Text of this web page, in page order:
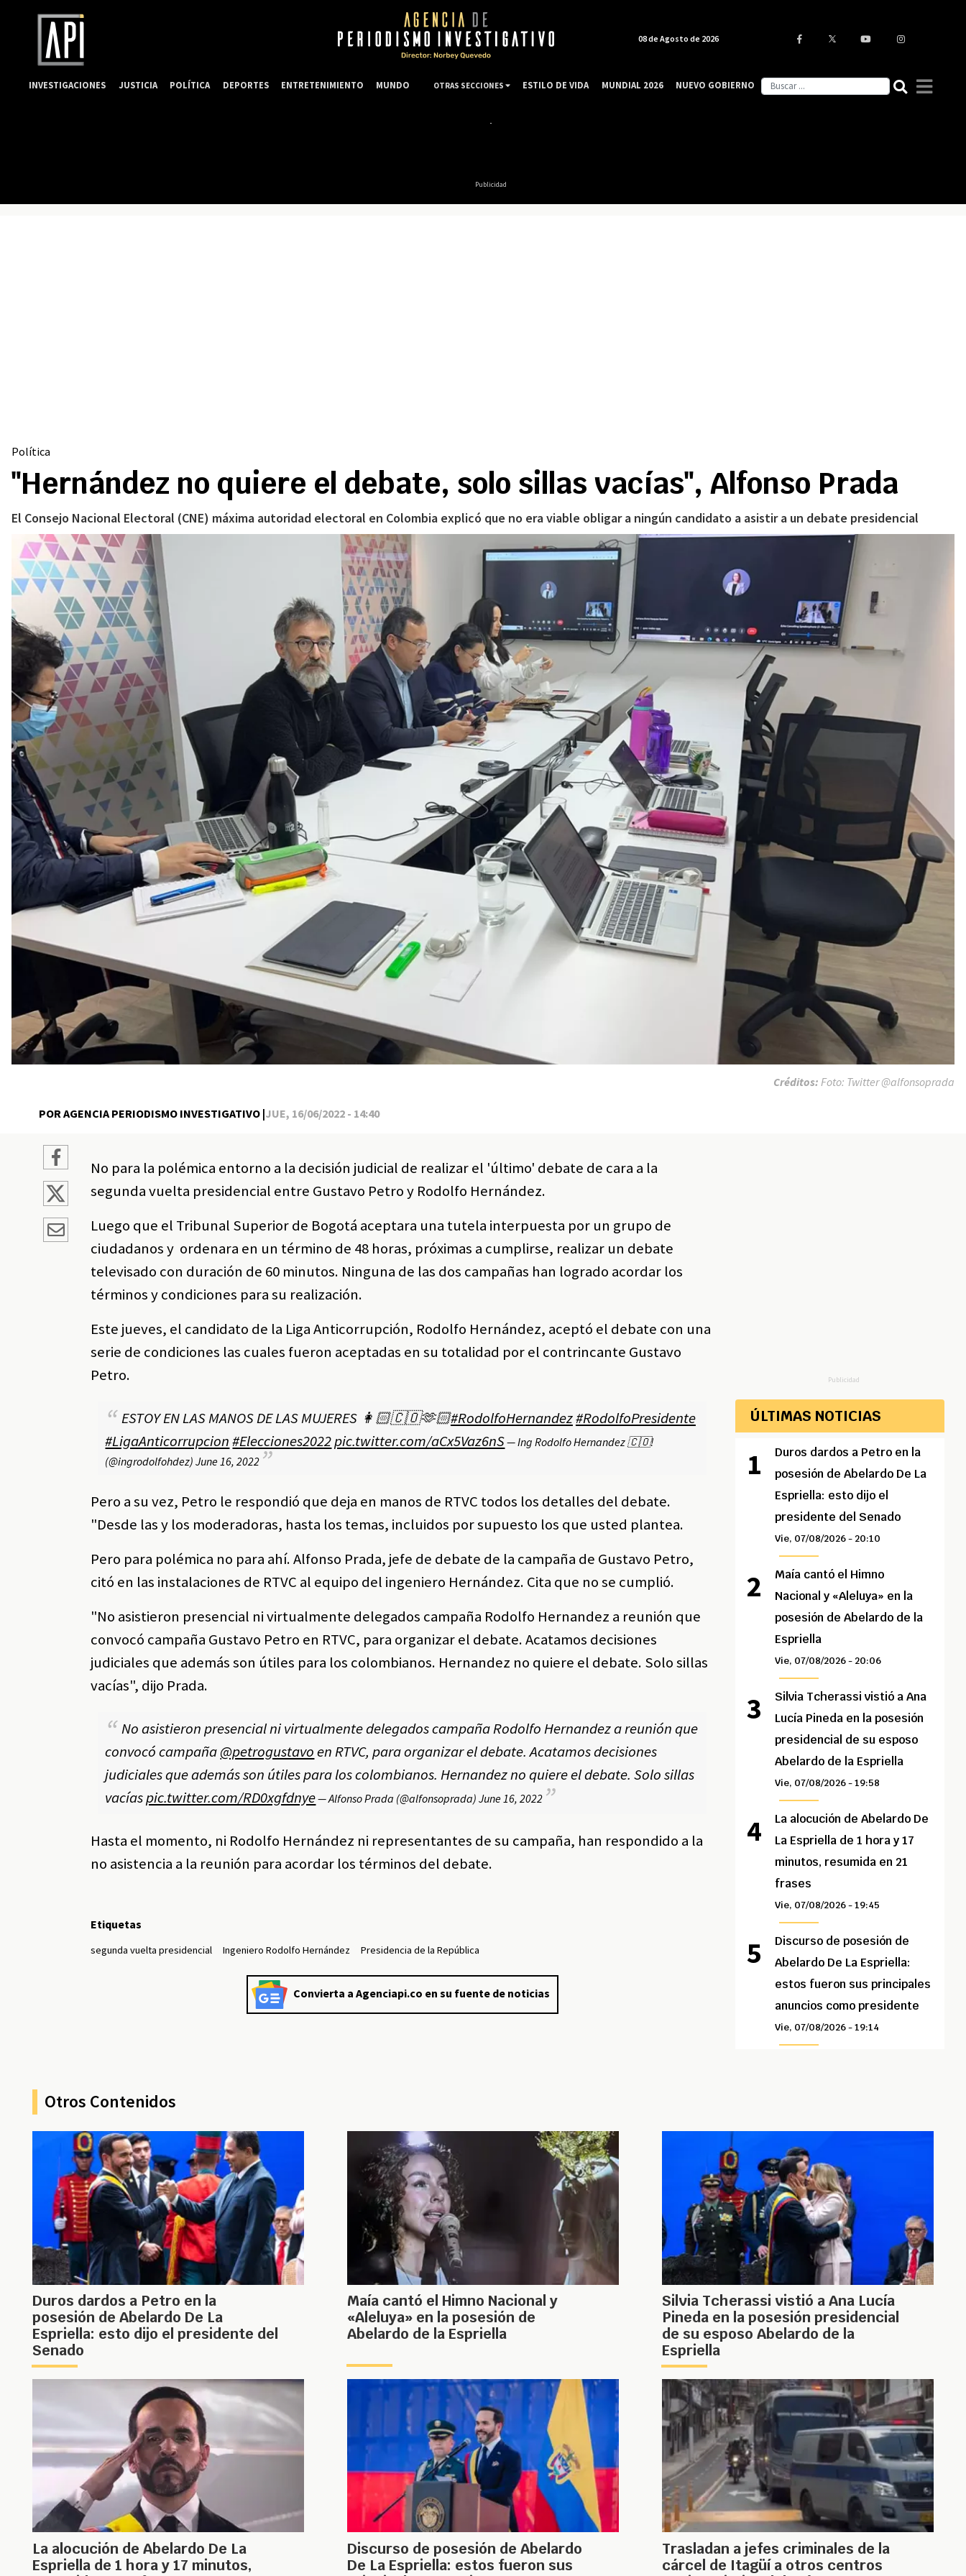
Publicidad
Política
"Hernández no quiere el debate, solo sillas vacías", Alfonso Prada
El Consejo Nacional Electoral (CNE) máxima autoridad electoral en Colombia explicó que no era viable obligar a ningún candidato a asistir a un debate presidencial
POR AGENCIA PERIODISMO INVESTIGATIVO |JUE, 16/06/2022 - 14:40
Créditos: Foto: Twitter @alfonsoprada
No para la polémica entorno a la decisión judicial de realizar el 'último' debate de cara a la
segunda vuelta presidencial entre Gustavo Petro y Rodolfo Hernández.
Luego que el Tribunal Superior de Bogotá aceptara una tutela interpuesta por un grupo de
ciudadanos y ordenara en un término de 48 horas, próximas a cumplirse, realizar un debate
televisado con duración de 60 minutos. Ninguna de las dos campañas han logrado acordar los
términos y condiciones para su realización.
Este jueves, el candidato de la Liga Anticorrupción, Rodolfo Hernández, aceptó el debate con una
serie de condiciones las cuales fueron aceptadas en su totalidad por el contrincante Gustavo
Petro.
ESTOY EN LAS MANOS DE LAS MUJERES 👩🏻🇨🇴🫶🏻#RodolfoHernandez#RodolfoPresidente
#LigaAnticorrupcion #Elecciones2022pic.twitter.com/aCx5Vaz6nS— Ing Rodolfo Hernandez 🇨🇴!
(@ingrodolfohdez)June 16, 2022
Pero a su vez, Petro le respondió que deja en manos de RTVC todos los detalles del debate.
"Desde las y los moderadoras, hasta los temas, incluidos por supuesto los que usted plantea.
Pero para polémica no para ahí. Alfonso Prada, jefe de debate de la campaña de Gustavo Petro,
citó en las instalaciones de RTVC al equipo del ingeniero Hernández. Cita que no se cumplió.
"No asistieron presencial ni virtualmente delegados campaña Rodolfo Hernandez a reunión que
convocó campaña Gustavo Petro en RTVC, para organizar el debate. Acatamos decisiones
judiciales que además son útiles para los colombianos. Hernandez no quiere el debate. Solo sillas
vacías", dijo Prada.
No asistieron presencial ni virtualmente delegados campaña Rodolfo Hernandez a reunión que
convocó campaña@petrogustavoen RTVC, para organizar el debate. Acatamos decisiones
judiciales que además son útiles para los colombianos. Hernandez no quiere el debate. Solo sillas
vacíaspic.twitter.com/RD0xgfdnye— Alfonso Prada (@alfonsoprada)June 16, 2022
Hasta el momento, ni Rodolfo Hernández ni representantes de su campaña, han respondido a la
no asistencia a la reunión para acordar los términos del debate.
Etiquetas
segunda vuelta presidencial Ingeniero Rodolfo Hernández Presidencia de la República
Convierta a Agenciapi.co en su fuente de noticias
Publicidad
ÚLTIMAS NOTICIAS
Duros dardos a Petro en la
posesión de Abelardo De La
Espriella: esto dijo el
presidente del Senado
Vie, 07/08/2026 - 20:10
Maía cantó el Himno
Nacional y «Aleluya» en la
posesión de Abelardo de la
Espriella
Vie, 07/08/2026 - 20:06
Silvia Tcherassi vistió a Ana
Lucía Pineda en la posesión
presidencial de su esposo
Abelardo de la Espriella
Vie, 07/08/2026 - 19:58
La alocución de Abelardo De
La Espriella de 1 hora y 17
minutos, resumida en 21
frases
Vie, 07/08/2026 - 19:45
Discurso de posesión de
Abelardo De La Espriella:
estos fueron sus principales
anuncios como presidente
Vie, 07/08/2026 - 19:14
Otros Contenidos
Duros dardos a Petro en la
posesión de Abelardo De La
Espriella: esto dijo el presidente del
Senado
Maía cantó el Himno Nacional y
«Aleluya» en la posesión de
Abelardo de la Espriella
Silvia Tcherassi vistió a Ana Lucía
Pineda en la posesión presidencial
de su esposo Abelardo de la
Espriella
La alocución de Abelardo De La
Espriella de 1 hora y 17 minutos,
Discurso de posesión de Abelardo
De La Espriella: estos fueron sus
Trasladan a jefes criminales de la
cárcel de Itagüí a otros centros
08 de Agosto de 2026
INVESTIGACIONES JUSTICIA POLÍTICA DEPORTES ENTRETENIMIENTO MUNDO OTRAS SECCIONES ESTILO DE VIDA MUNDIAL 2026 NUEVO GOBIERNO